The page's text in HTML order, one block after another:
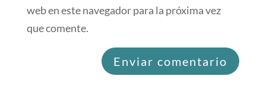
web en este navegador para la próxima vez
que comente.